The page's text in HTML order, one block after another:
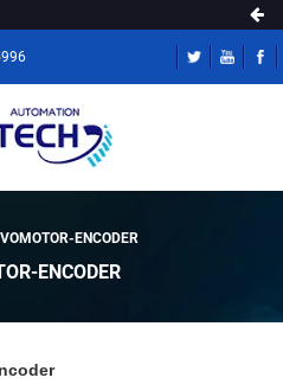
ENCODER
ENCODER